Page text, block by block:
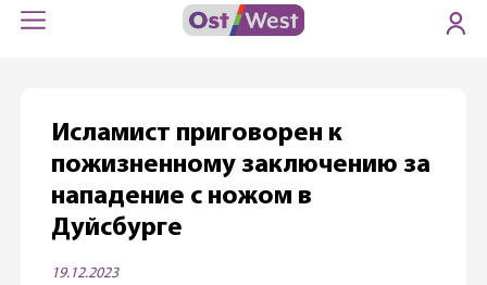
Исламист приговорен к
пожизненному заключению за
нападение с ножом в
Дуйсбурге
19.12.2023